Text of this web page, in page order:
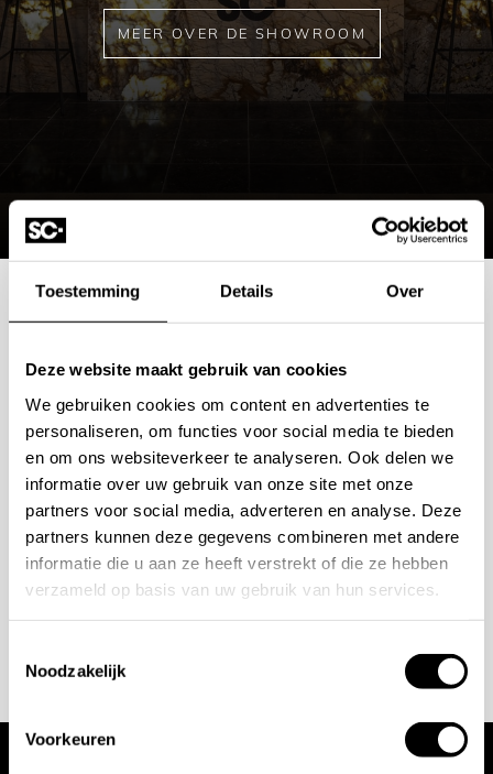
Toestemming Details Over
Deze website maakt gebruik van cookies
We gebruiken cookies om content en advertenties te
personaliseren, om functies voor social media te bieden
en om ons websiteverkeer te analyseren. Ook delen we
informatie over uw gebruik van onze site met onze
partners voor social media, adverteren en analyse. Deze
partners kunnen deze gegevens combineren met andere
informatie die u aan ze heeft verstrekt of die ze hebben
verzameld op basis van uw gebruik van hun services.
Noodzakelijk
Voorkeuren
MEER OVER DE SHOWROOM
Mogelijkheden
bespreken?
Wilt u ook iedere dag genieten van een luxe badkamer?
Neem contact met ons op voor een intake gesprek.
+31 10 28 575 85
projects@stonecompany.nl
AFSPRAAK MAKEN